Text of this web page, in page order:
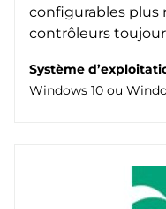
configurables plus
contrôleurs
Système
Windows 10 ou